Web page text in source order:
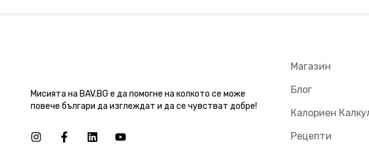
Мисията на BAV.BG е да помогне на колкото се може
повече българи да изглеждат и да се чувстват добре!
Магазин
Блог
Калориен
Рецепти